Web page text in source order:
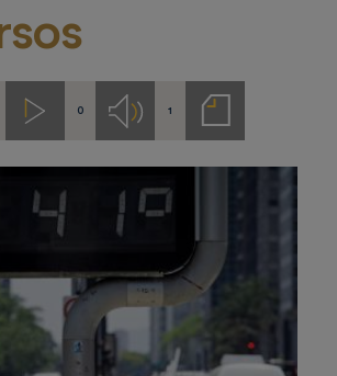
Videos
0 Audios1
Notas
de
prensa